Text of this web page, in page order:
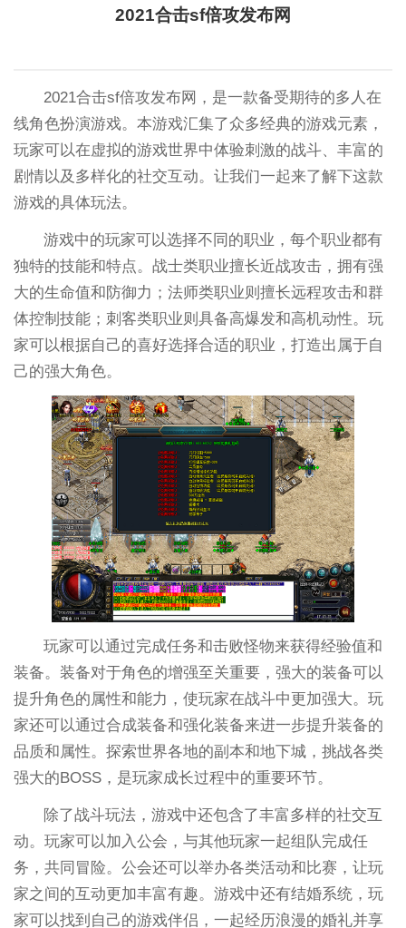
2021合击sf倍攻发布网
2021合击sf倍攻发布网，是一款备受期待的多人在
线角色扮演游戏。本游戏汇集了众多经典的游戏元素，
玩家可以在虚拟的游戏世界中体验刺激的战斗、丰富的
剧情以及多样化的社交互动。让我们一起来了解下这款
游戏的具体玩法。
游戏中的玩家可以选择不同的职业，每个职业都有
独特的技能和特点。战士类职业擅长近战攻击，拥有强
大的生命值和防御力；法师类职业则擅长远程攻击和群
体控制技能；刺客类职业则具备高爆发和高机动性。玩
家可以根据自己的喜好选择合适的职业，打造出属于自
己的强大角色。
玩家可以通过完成任务和击败怪物来获得经验值和
装备。装备对于角色的增强至关重要，强大的装备可以
提升角色的属性和能力，使玩家在战斗中更加强大。玩
家还可以通过合成装备和强化装备来进一步提升装备的
品质和属性。探索世界各地的副本和地下城，挑战各类
强大的BOSS，是玩家成长过程中的重要环节。
除了战斗玩法，游戏中还包含了丰富多样的社交互
动。玩家可以加入公会，与其他玩家一起组队完成任
务，共同冒险。公会还可以举办各类活动和比赛，让玩
家之间的互动更加丰富有趣。游戏中还有结婚系统，玩
家可以找到自己的游戏伴侣，一起经历浪漫的婚礼并享